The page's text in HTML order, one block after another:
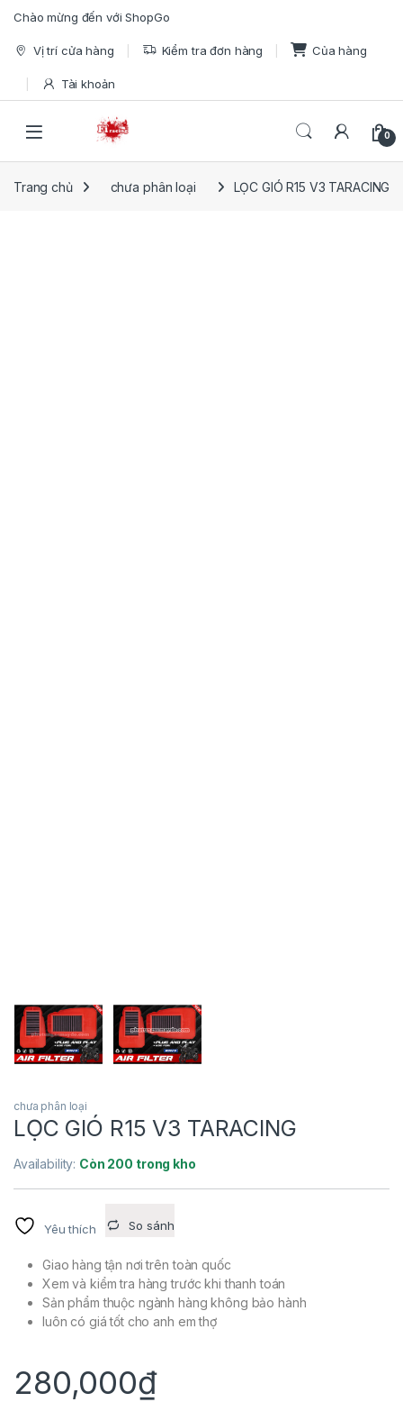
Skip to navigation
Skip to content
Chào mừng đến với ShopGo
Vị trí cửa hàng Kiểm tra đơn hàng Của hàng
Tài khoản
Open 0
Trang chủ chưa phân loại LỌC GIÓ R15 V3 TARACING
chưa phân loại
LỌC GIÓ R15 V3 TARACING
Availability: Còn 200 trong kho
Yêu thích So sánh
Giao hàng tận nơi trên toàn quốc
Xem và kiểm tra hàng trước khi thanh toán
Sản phẩm thuộc ngành hàng không bảo hành
luôn có giá tốt cho anh em thợ
280,000₫